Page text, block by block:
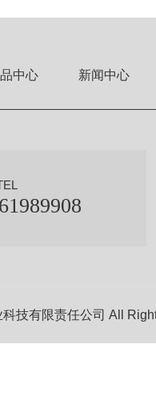
中心 新闻中心
科技有限责任公司 All